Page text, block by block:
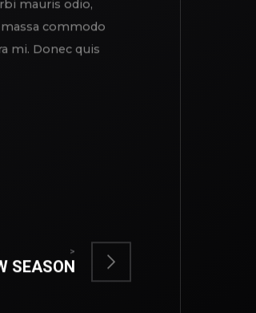
mauris odio,
commodo
mi. Donec quis
>
SEASON